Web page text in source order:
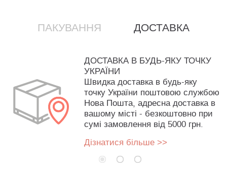
ПАКУВАННЯ ДОСТАВКА
ДОСТАВКА В БУДЬ-ЯКУ ТОЧКУ
УКРАЇНИ
Швидка доставка в будь-яку
точку України поштовою службою
Нова Пошта, адресна доставка в
вашому місті - безкоштовно при
сумі замовлення від 5000 грн.
Дізнатися більше >>